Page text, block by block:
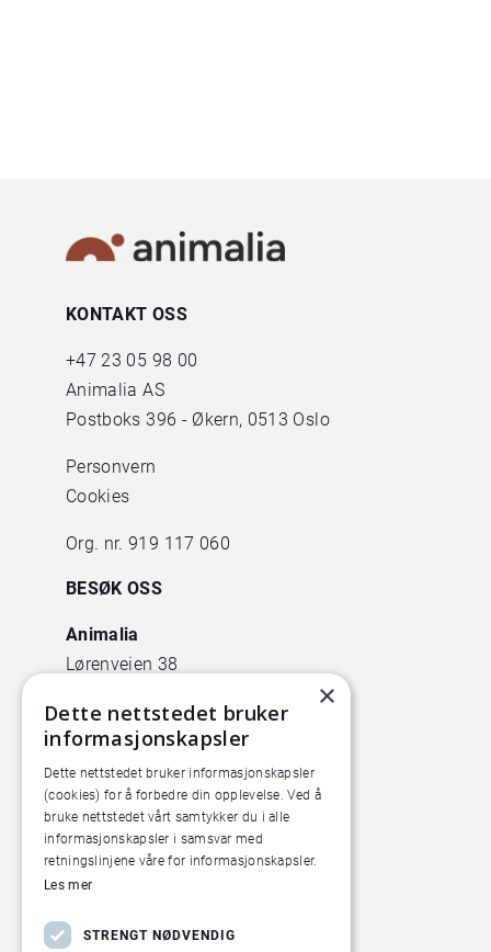
KONTAKT OSS
+47 23 05 98 00
Animalia AS
Postboks 396 - Økern, 0513 Oslo
Personvern
Cookies
Org. nr. 919 117 060
BESØK OSS
Animalia
Lørenveien 38
Pilotanlegget
Økern Torgvei 13,
inngang B
×
Dette nettstedet bruker
informasjonskapsler
Dette nettstedet bruker informasjonskapsler
(cookies) for å forbedre din opplevelse. Ved å
bruke nettstedet vårt samtykker du i alle
informasjonskapsler i samsvar med
retningslinjene våre for informasjonskapsler.
Les mer
STRENGT NØDVENDIG